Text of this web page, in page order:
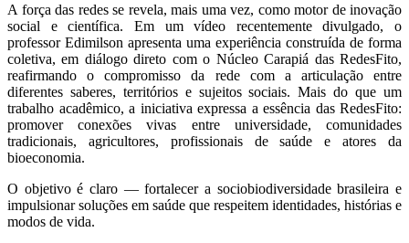
A força das redes se revela, mais uma vez, como motor de inovação
social e científica. Em um vídeo recentemente divulgado, o
professor Edimilson apresenta uma experiência construída de forma
coletiva, em diálogo direto com o Núcleo Carapiá das RedesFito,
reafirmando o compromisso da rede com a articulação entre
diferentes saberes, territórios e sujeitos sociais. Mais do que um
trabalho acadêmico, a iniciativa expressa a essência das RedesFito:
promover conexões vivas entre universidade, comunidades
tradicionais, agricultores, profissionais de saúde e atores da
bioeconomia.
O objetivo é claro — fortalecer a sociobiodiversidade brasileira e
impulsionar soluções em saúde que respeitem identidades, histórias e
modos de vida.